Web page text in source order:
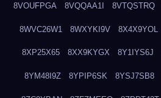
8VOUFPGA 8VQQAA1I 8VTQSTRQ
8WVC26W1 8WXYKI9V 8X4X9YOL
8XP25X65 8XX9KYGX 8Y1IYS6J
8YM48I9Z 8YPIP6SK 8YSJ7SB8